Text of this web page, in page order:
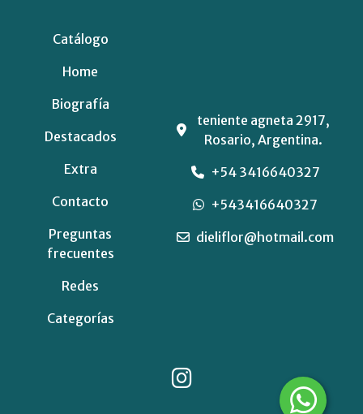
Catálogo
Home
Biografía
Destacados
Extra
Contacto
Preguntas
frecuentes
Redes
Categorías
teniente agneta 2917,
Rosario, Argentina.
+54 3416640327
+543416640327
dieliflor@hotmail.com